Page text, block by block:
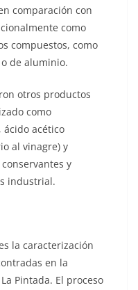
comparación con
como
compuestos, como
de aluminio.
otros productos
como
ácido acético
al vinagre) y
y
industrial.
la caracterización
en la
Pintada. El proceso